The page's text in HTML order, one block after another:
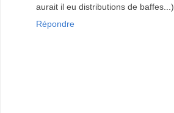
aurait il eu distributions de baffes...)
Répondre